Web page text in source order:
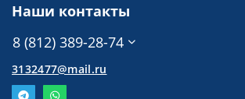
Наши контакты
8 (812) 389-28-74
3132477@mail.ru